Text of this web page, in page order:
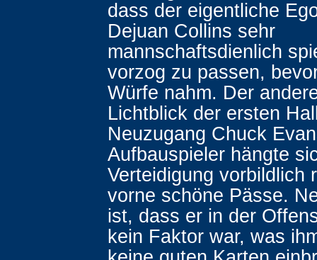
dass der eigentliche
Dejuan Collins sehr
mannschaftsdienlich
vorzog zu passen,
Würfe nahm. Der
Lichtblick der ersten
Neuzugang Chuck
Aufbauspieler hängte
Verteidigung vorbildlich
vorne schöne Pässe.
ist, dass er in der
kein Faktor war, was